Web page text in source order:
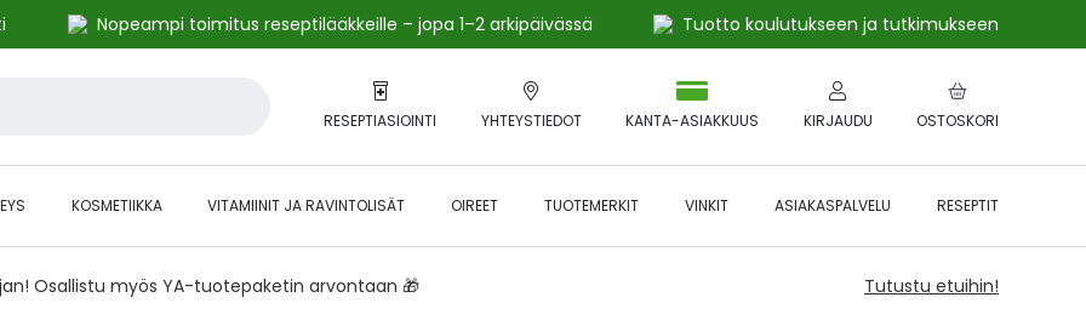
Nopeampi toimitus reseptilääkkeille – jopa 1–2 arkipäivässä
Tuotto koulutukseen ja tutkimukseen
RESEPTIASIOINTI YHTEYSTIEDOT OSTOSKORI
KANTA-ASIAKKUUS KIRJAUDU
KOSMETIIKKA VITAMIINIT JA RAVINTOLISÄT OIREET TUOTEMERKIT VINKIT ASIAKASPALVELU RESEPTIT
Osallistu myös YA-tuotepaketin arvontaan 🎁 Tutustu etuihin!